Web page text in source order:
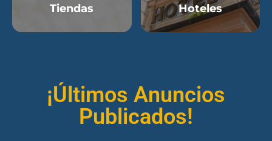
Tiendas Hoteles
¡Últimos Anuncios
Publicados!